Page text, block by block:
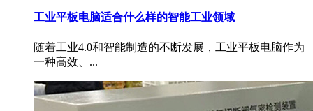
工业平板电脑适合什么样的智能工业领域
随着工业4.0和智能制造的不断发展，工业平板电脑作为
一种高效、...